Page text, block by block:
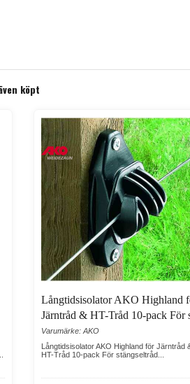
köpt
Långtidsisolator AKO Highland
Järntråd & HT-Tråd 10-pack För
Varumärke: AKO
Långtidsisolator AKO Highland för Järntråd
HT-Tråd 10-pack För stängseltråd...